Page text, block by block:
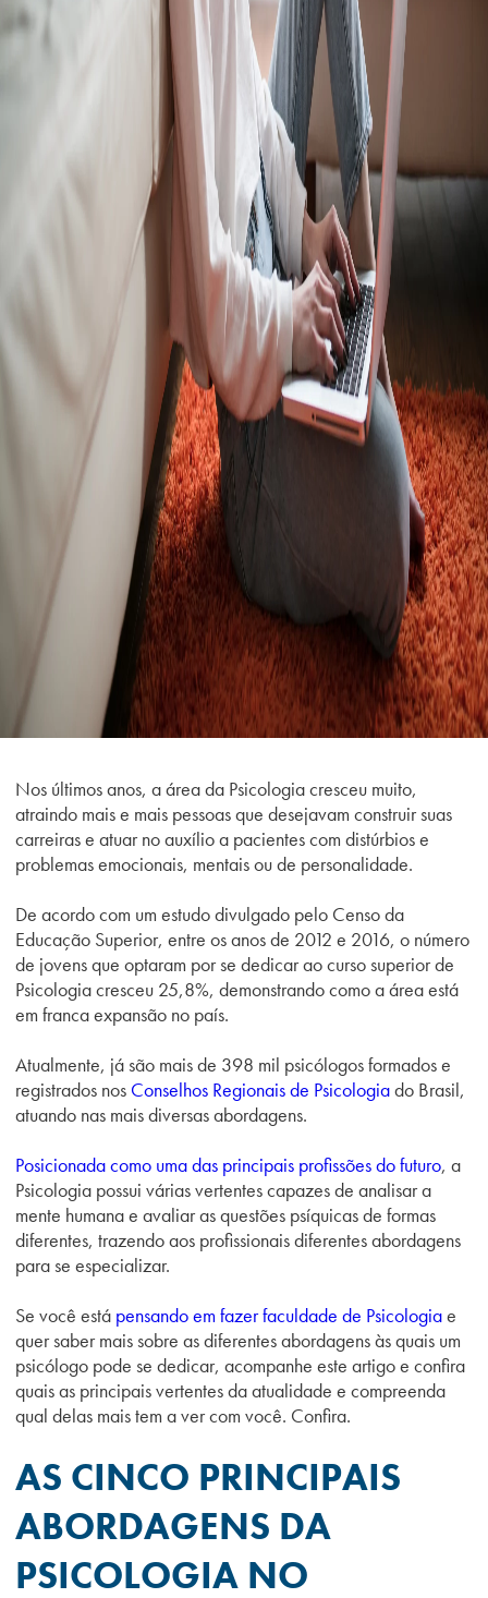
Nos últimos anos, a área da Psicologia cresceu muito,
atraindo mais e mais pessoas que desejavam construir suas
carreiras e atuar no auxílio a pacientes com distúrbios e
problemas emocionais, mentais ou de personalidade.
De acordo com um estudo divulgado pelo Censo da
Educação Superior, entre os anos de 2012 e 2016, o número
de jovens que optaram por se dedicar ao curso superior de
Psicologia cresceu 25,8%, demonstrando como a área está
em franca expansão no país.
Atualmente, já são mais de 398 mil psicólogos formados e
registrados nos Conselhos Regionais de Psicologiado Brasil,
atuando nas mais diversas abordagens.
Posicionada como uma das principais profissões do futuro, a
Psicologia possui várias vertentes capazes de analisar a
mente humana e avaliar as questões psíquicas de formas
diferentes, trazendo aos profissionais diferentes abordagens
para se especializar.
Se você está pensando em fazer faculdade de Psicologiae
quer saber mais sobre as diferentes abordagens às quais um
psicólogo pode se dedicar, acompanhe este artigo e confira
quais as principais vertentes da atualidade e compreenda
qual delas mais tem a ver com você. Confira.
AS CINCO PRINCIPAIS
ABORDAGENS DA
PSICOLOGIA NO